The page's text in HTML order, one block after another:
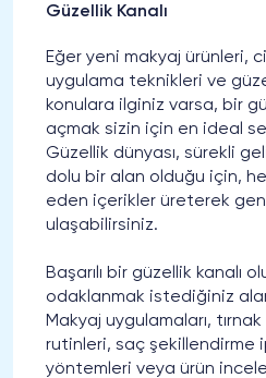
Güzellik Kanalı
Eğer yeni makyaj ürünleri,
uygulama teknikleri ve
konulara ilginiz varsa, bir
açmak sizin için en ideal
Güzellik dünyası, sürekli
dolu bir alan olduğu için,
eden içerikler üreterek
ulaşabilirsiniz.
Başarılı bir güzellik kanalı
odaklanmak istediğiniz
Makyaj uygulamaları, tırnak
rutinleri, saç şekillendirme
yöntemleri veya ürün